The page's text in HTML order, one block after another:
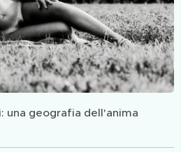
una geografia dell'anima